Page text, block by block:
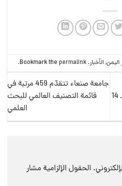
اليمن,الأخبار. Bookmark the
permalink
.
المقبل إجازة رسمية بمناسبة الـ 14
جامعة صنعاء تتقدّم 459 مرتبة في
قائمة التصنيف العالمي للبحث
العلمي
الحقول الإلزامية مشار